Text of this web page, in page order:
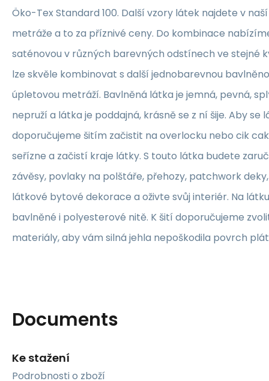
Öko-Tex Standard 100. Další vzory látek najdete v
metráže a to za příznivé ceny. Do kombinace
saténovou v různých barevných odstínech ve stejné
lze skvěle kombinovat s další jednobarevnou
úpletovou metráží. Bavlněná látka je jemná, pevná,
nepruží a látka je poddajná, krásně se z ní šije. Aby se
doporučujeme šitím začistit na overlocku nebo cik
seřízne a začistí kraje látky. S touto látka budete
závěsy, povlaky na polštáře, přehozy, patchwork
látkové bytové dekorace a oživte svůj interiér. Na
bavlněné i polyesterové nitě. K šití doporučujeme
materiály, aby vám silná jehla nepoškodila povrch
Documents
Ke stažení
Podrobnosti o zboží